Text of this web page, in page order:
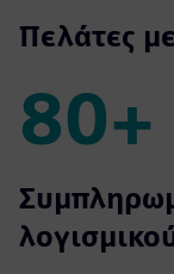
2.000+
Πελάτες
80+
80+